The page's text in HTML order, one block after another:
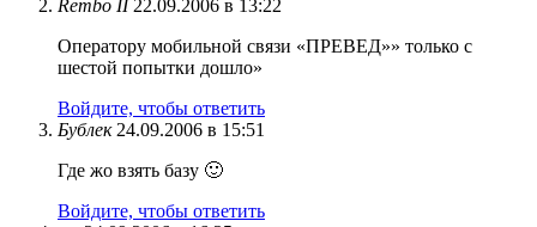
Rеmbо II 22.09.2006 в 13:22
Оператору мобильной связи «ПРЕВЕД»» только с
шестой попытки дошло»
Войдите, чтобы ответить
Бублек 24.09.2006 в 15:51
Где жо взять базу 🙂
Войдите, чтобы ответить